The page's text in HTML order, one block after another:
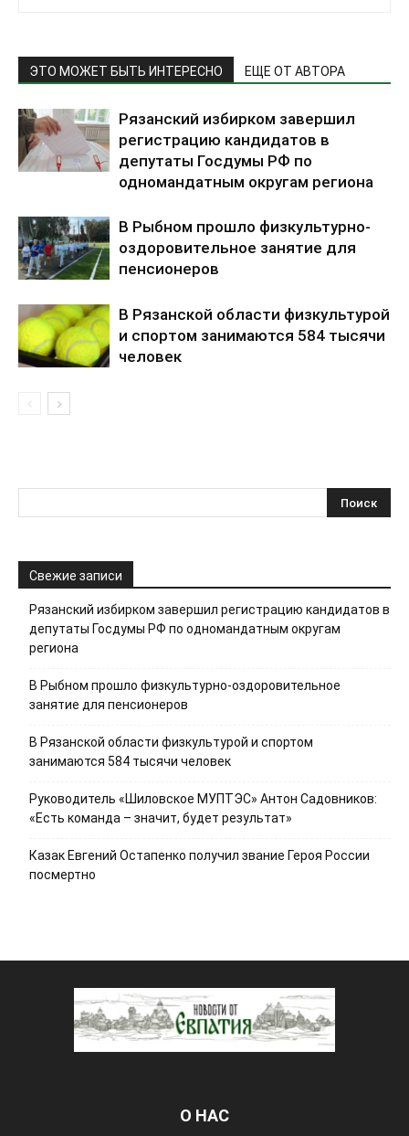
ЭТО МОЖЕТ БЫТЬ ИНТЕРЕСНО ЕЩЕ ОТ АВТОРА
Рязанский избирком завершил
регистрацию кандидатов в
депутаты Госдумы РФ по
одномандатным округам региона
В Рыбном прошло физкультурно-
оздоровительное занятие для
пенсионеров
В Рязанской области физкультурой
и спортом занимаются 584 тысячи
человек
Свежие записи
Рязанский избирком завершил регистрацию кандидатов в
депутаты Госдумы РФ по одномандатным округам
региона
В Рыбном прошло физкультурно-оздоровительное
занятие для пенсионеров
В Рязанской области физкультурой и спортом
занимаются 584 тысячи человек
Руководитель «Шиловское МУПТЭС» Антон Садовников:
«Есть команда – значит, будет результат»
Казак Евгений Остапенко получил звание Героя России
посмертно
О НАС